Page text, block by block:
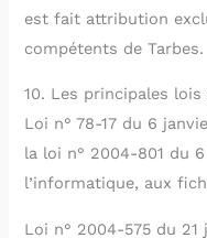
est fait attribution
compétents de Tarbes.
10. Les principales lois
Loi n° 78-17 du 6
la loi n° 2004-801 du
l’informatique, aux
Loi n° 2004-575 du